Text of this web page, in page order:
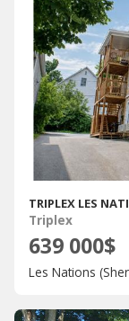
TRIPLEX LES
Triplex
639 000$
Les Nations